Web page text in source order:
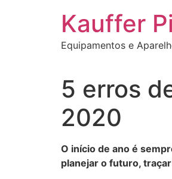
Kauffer
Equipamentos e
5 erros
2020
O início de ano é
planejar o futuro,